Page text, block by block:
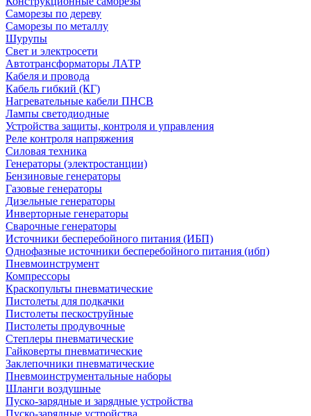
Саморезы по дереву
Саморезы по металлу
Шурупы
Свет и электросети
Автотрансформаторы ЛАТР
Кабеля и провода
Кабель гибкий (КГ)
Нагревательные кабели ПНСВ
Лампы светодиодные
Устройства защиты, контроля и управления
Реле контроля напряжения
Силовая техника
Генераторы (электростанции)
Бензиновые генераторы
Газовые генераторы
Дизельные генераторы
Инверторные генераторы
Сварочные генераторы
Источники бесперебойного питания (ИБП)
Однофазные источники бесперебойного питания (ибп)
Пневмоинструмент
Компрессоры
Краскопульты пневматические
Пистолеты для подкачки
Пистолеты пескоструйные
Пистолеты продувочные
Степлеры пневматические
Гайковерты пневматические
Заклепочники пневматические
Пневмоинструментальные наборы
Шланги воздушные
Пуско-зарядные и зарядные устройства
Пуско-зарядные устройства